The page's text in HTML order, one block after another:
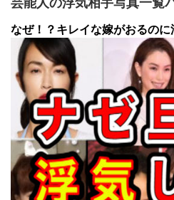
なぜ！？キレイな嫁がおるのに